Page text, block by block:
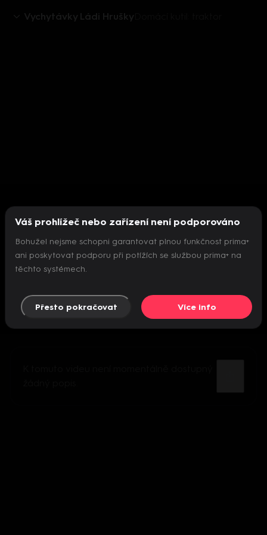
Vychytávky Ládi Hrušky
Nepodařilo se inicializovat přehrávač
Váš prohlížeč nebo zařízení není podporováno
Bohužel nejsme schopni garantovat plnou funkčnost prima+
ani poskytovat podporu při potížích se službou prima+ na
těchto systémech.
Přesto pokračovat Více info